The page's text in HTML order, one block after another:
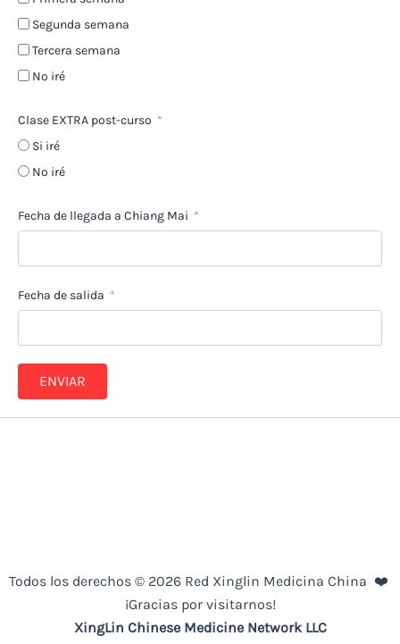
Segunda semana
Tercera semana
No iré
Clase EXTRA post-curso
Si iré
No iré
Fecha de llegada a Chiang Mai
Fecha de salida
ENVIAR
Todos los derechos © 2026 Red Xinglin Medicina China ❤️
¡Gracias por visitarnos!
XingLin Chinese Medicine Network LLC